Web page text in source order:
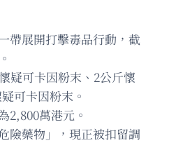
帶展開打擊毒品行動，截
疑可卡因粉末、2公斤懷
可卡因粉末。
2,800萬港元。
險藥物」，現正被扣留調